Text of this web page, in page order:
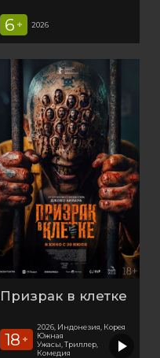
6 + 2026
Призрак в клетке
18 +
2026, Индонезия, Корея
Южная
Ужасы, Триллер,
Комедия